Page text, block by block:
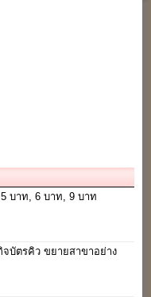
บาท, 6 บาท, 9 บาท
จบัตรคิว ขยายสาขาอย่าง